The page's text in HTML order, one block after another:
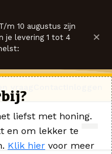
T/m 10 augustus zijn
je levering 1 tot 4
×
liefst met honing.
en om lekker te
Klik hier voor meer